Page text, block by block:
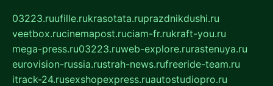
03223.ruufille.rukrasotata.ruprazdnikdushi.ru
veetbox.rucinemapost.ruciam-fr.rukraft-you.ru
mega-press.ru03223.ruweb-explore.rurastenuya.ru
eurovision-russia.rustrah-news.rufreeride-team.ru
itrack-24.rusexshopexpress.ruautostudiopro.ru